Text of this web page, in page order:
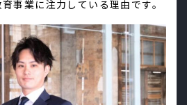
事業に注力している理由です。